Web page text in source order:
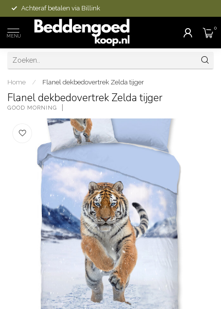
Achteraf betalen via Billink
MENU
0
Home / Flanel dekbedovertrek Zelda tijger
Flanel dekbedovertrek Zelda tijger
GOOD MORNING